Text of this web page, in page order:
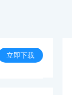
立即下载